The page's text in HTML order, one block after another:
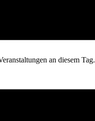
an diesem Tag.